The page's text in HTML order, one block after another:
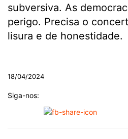
subversiva. As
perigo. Precisa o
lisura e de honestidade.
18/04/2024
Siga-nos: